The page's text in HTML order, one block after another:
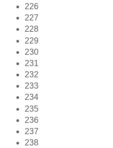
226
227
228
229
230
231
232
233
234
235
236
237
238